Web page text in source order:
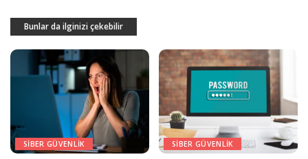
Bunlar da ilginizi çekebilir
SIBER GÜVENLIK SIBER GÜVENLIK